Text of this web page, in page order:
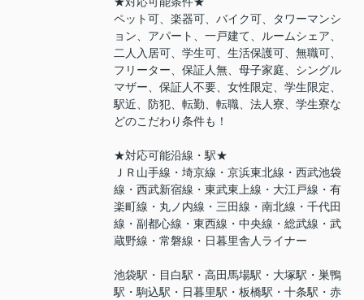
ペット可、楽器可、バイク可、タワーマンシ
ョン、アパート、一戸建て、ルームシェア、
二人入居可、学生可、生活保護可、無職可、
フリーター、保証人無、母子家庭、シングル
マザー、保証人不要、女性限定、学生限定、
駅近、防犯、転勤、転職、法人寮、学生寮な
どのこだわり条件も！
★対応可能沿線・駅★
ＪＲ山手線・埼京線・京浜東北線・西武池袋
線・西武新宿線・東武東上線・大江戸線・有
楽町線・丸ノ内線・三田線・南北線・千代田
線・副都心線・東西線・中央線・総武線・武
蔵野線・常磐線・日暮里舎人ライナー
池袋駅・目白駅・高田馬場駅・大塚駅・巣鴨
駅・駒込駅・日暮里駅・板橋駅・十条駅・赤